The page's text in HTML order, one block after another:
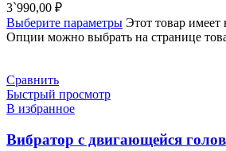
3`990,00 ₽
Выберите параметры Этот товар имеет
Опции можно выбрать на странице
Сравнить
Быстрый просмотр
В избранное
Вибратор с двигающейся